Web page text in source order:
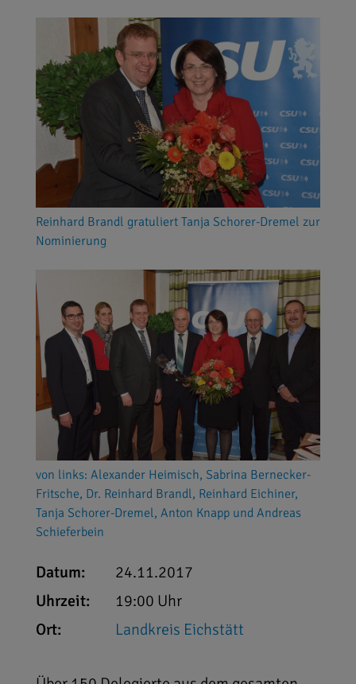
Reinhard Brandl gratuliert Tanja Schorer-Dremel zur
Nominierung
von links: Alexander Heimisch, Sabrina Bernecker-
Fritsche, Dr. Reinhard Brandl, Reinhard Eichiner,
Tanja Schorer-Dremel, Anton Knapp und Andreas
Schieferbein
Datum:
24.11.2017
Uhrzeit:
19:00 Uhr
Ort:
Landkreis Eichstätt